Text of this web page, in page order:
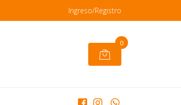
Ingreso/Registro
0